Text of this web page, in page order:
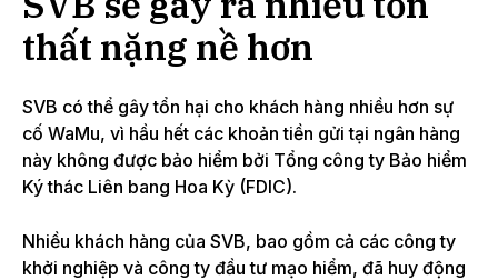
thất nặng nề hơn
SVB có thể gây tổn hại cho khách hàng nhiều hơn sự
cố WaMu, vì hầu hết các khoản tiền gửi tại ngân hàng
này không được bảo hiểm bởi Tổng công ty Bảo hiểm
Ký thác Liên bang Hoa Kỳ (FDIC).
Nhiều khách hàng của SVB, bao gồm cả các công ty
khởi nghiệp và công ty đầu tư mạo hiểm, đã huy động